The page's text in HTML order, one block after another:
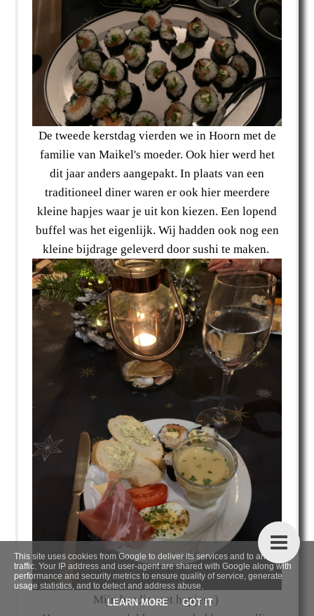
De tweede kerstdag vierden we in Hoorn met de
familie van Maikel's moeder. Ook hier werd het
dit jaar anders aangepakt. In plaats van een
traditioneel diner waren er ook hier meerdere
kleine hapjes waar je uit kon kiezen. Een lopend
buffel was het eigenlijk. Wij hadden ook nog een
kleine bijdrage geleverd door sushi te maken.
Mijn bordje met hapjes :)
This site uses cookies from Google to deliver its services and to analyze
traffic. Your IP address and user-agent are shared with Google along with
performance and security metrics to ensure quality of service, generate
usage statistics, and to detect and address abuse.
LEARN MORE GOT IT